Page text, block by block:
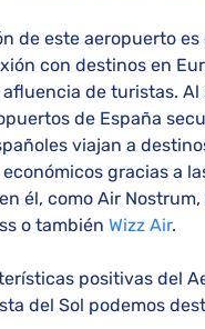
de este aeropuerto es
con destinos en
de turistas. Al
de España
viajan a
gracias a
él, como Air Nostrum,
o también Wizz Air.
positivas del
del Sol podemos